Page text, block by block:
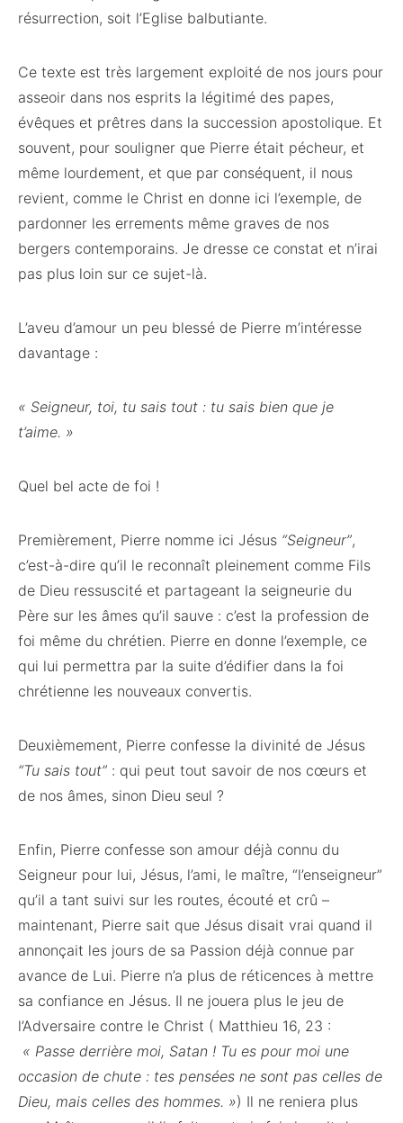
résurrection, soit l’Eglise balbutiante.
Ce texte est très largement exploité de nos jours pour
asseoir dans nos esprits la légitimé des papes,
évêques et prêtres dans la succession apostolique. Et
souvent, pour souligner que Pierre était pécheur, et
même lourdement, et que par conséquent, il nous
revient, comme le Christ en donne ici l’exemple, de
pardonner les errements même graves de nos
bergers contemporains. Je dresse ce constat et n’irai
pas plus loin sur ce sujet-là.
L’aveu d’amour un peu blessé de Pierre m’intéresse
davantage :
« Seigneur, toi, tu sais tout : tu sais bien que je
t’aime. »
Quel bel acte de foi !
Premièrement, Pierre nomme ici Jésus “Seigneur”,
c’est-à-dire qu’il le reconnaît pleinement comme Fils
de Dieu ressuscité et partageant la seigneurie du
Père sur les âmes qu’il sauve : c’est la profession de
foi même du chrétien. Pierre en donne l’exemple, ce
qui lui permettra par la suite d’édifier dans la foi
chrétienne les nouveaux convertis.
Deuxièmement, Pierre confesse la divinité de Jésus
“Tu sais tout” : qui peut tout savoir de nos cœurs et
de nos âmes, sinon Dieu seul ?
Enfin, Pierre confesse son amour déjà connu du
Seigneur pour lui, Jésus, l’ami, le maître, “l’enseigneur”
qu’il a tant suivi sur les routes, écouté et crû –
maintenant, Pierre sait que Jésus disait vrai quand il
annonçait les jours de sa Passion déjà connue par
avance de Lui. Pierre n’a plus de réticences à mettre
sa confiance en Jésus. Il ne jouera plus le jeu de
l’Adversaire contre le Christ ( Matthieu 16, 23 :
« Passe derrière moi, Satan ! Tu es pour moi une
occasion de chute : tes pensées ne sont pas celles de
Dieu, mais celles des hommes. ») Il ne reniera plus